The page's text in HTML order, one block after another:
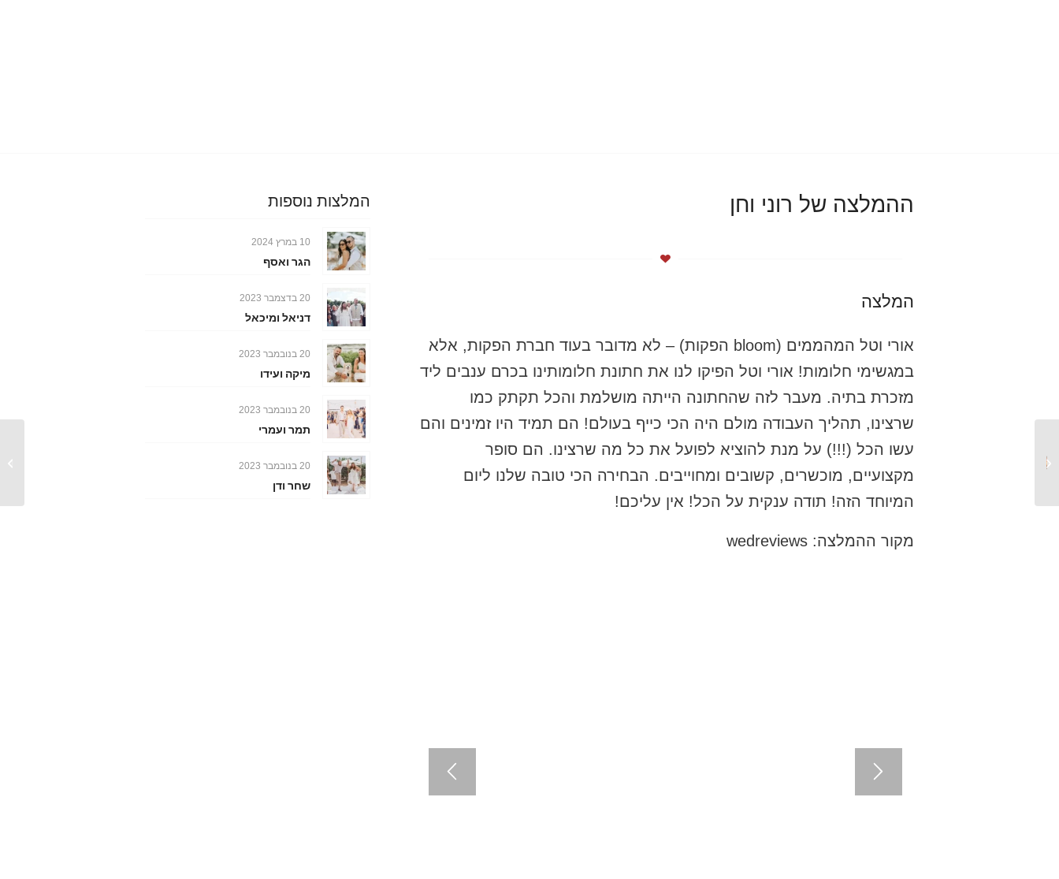
ההמלצה של רוני וחן
המלצה
אורי וטל המהממים (bloom הפקות) – לא מדובר בעוד חברת הפקות, אלא
במגשימי חלומות! אורי וטל הפיקו לנו את חתונת חלומותינו בכרם ענבים ליד
מזכרת בתיה. מעבר לזה שהחתונה הייתה מושלמת והכל תקתק כמו
שרצינו, תהליך העבודה מולם היה הכי כייף בעולם! הם תמיד היו זמינים והם
עשו הכל (!!!) על מנת להוציא לפועל את כל מה שרצינו. הם סופר
מקצועיים, מוכשרים, קשובים ומחוייבים. הבחירה הכי טובה שלנו ליום
המיוחד הזה! תודה ענקית על הכל! אין עליכם!
מקור ההמלצה: wedreviews
המלצות נוספות
10 במרץ 2024
הגר ואסף
20 בדצמבר 2023
דניאל ומיכאל
20 בנובמבר 2023
מיקה ועידו
20 בנובמבר 2023
תמר ועמרי
20 בנובמבר 2023
שחר ודן
בר